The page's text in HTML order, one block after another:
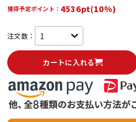
獲得予定ポイント： 4536pt(10%)
注文数：
カートに入れる